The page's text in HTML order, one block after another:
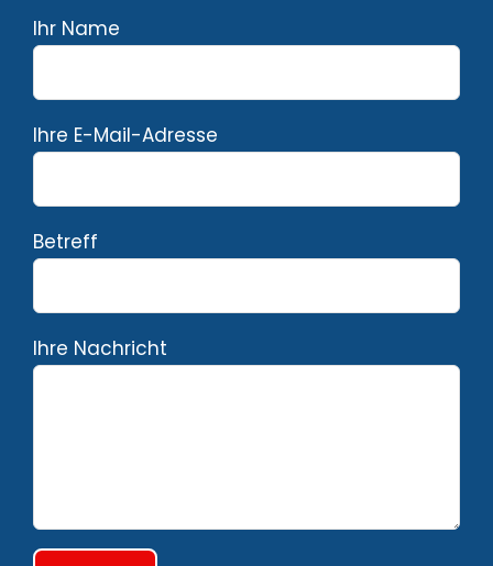
Ihr Name
Ihre E-Mail-Adresse
Betreff
Ihre Nachricht